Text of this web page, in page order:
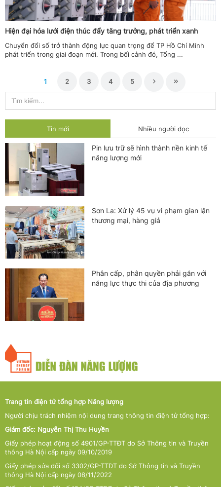
Hiện đại hóa lưới điện thúc đẩy tăng trưởng, phát triển xanh
Chuyển đổi số trở thành động lực quan trọng để TP Hồ Chí Minh
phát triển trong giai đoạn mới. Trong bối cảnh đó, Tổng ...
1 2 3 4 5
Tin mới Nhiều người đọc
Pin lưu trữ sẽ hình thành nền kinh tế
năng lượng mới
Sơn La: Xử lý 45 vụ vi phạm gian lận
thương mại, hàng giả
Phân cấp, phân quyền phải gắn với
năng lực thực thi của địa phương
Trang tin điện tử tổng hợp Năng lượng
Người chịu trách nhiệm nội dung trang thông tin điện tử tổng hợp:
Giám đốc: Nguyễn Thị Thu Huyền
Giấy phép hoạt động số 4901/GP-TTĐT do Sở Thông tin và Truyền
thông Hà Nội cấp ngày 09/10/2019
Giấy phép sửa đổi số 3302/GP-TTĐT do Sở Thông tin và Truyền
thông Hà Nội cấp ngày 08/11/2022